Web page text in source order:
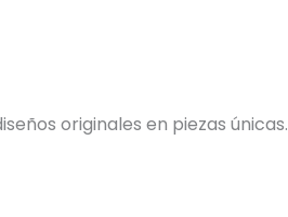
originales en piezas únicas.